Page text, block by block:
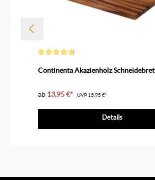
Continenta Akazienholz
ab 13,95 €* UVP 15,95 €*
Details